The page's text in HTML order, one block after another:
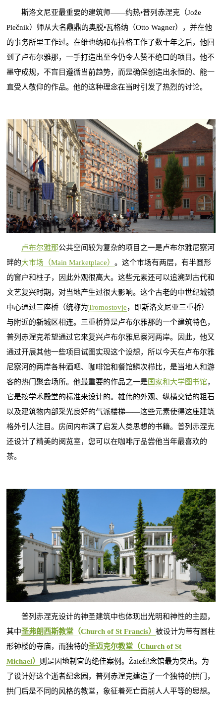
斯洛文尼亚最重要的建筑师——约热•普列赤涅克（Jože
Plečnik）师从大名鼎鼎的奥脱•瓦格纳（Otto Wagner），并在他
的事务所里工作过。在维也纳和布拉格工作了数十年之后，他回
到了卢布尔雅那，一手打造出至今仍令人赞不绝口的项目。他不
墨守成规，不盲目遵循当前趋势，而是确保创造出永恒的、能一
直受人敬仰的作品。他的这种理念在当时引发了热烈的讨论。
卢布尔雅那公共空间较为复杂的项目之一是卢布尔雅尼察河
畔的大市场（Main Marketplace） 。这个市场有两层，有半圆形
的窗户和柱子，因此外观很高大。这些元素还可以追溯到古代和
文艺复兴时期，对当地产生过很大影响。这个古老的中世纪城镇
中心通过三座桥（统称为Tromostovje，即斯洛文尼亚三重桥）
与附近的新城区相连。三重桥算是卢布尔雅那的一个建筑特色，
普列赤涅克希望通过它来复兴卢布尔雅尼察河两岸。因此，他又
通过开展其他一些项目试图实现这个设想，所以今天在卢布尔雅
尼察河的两岸各种酒吧、咖啡馆和餐馆鳞次栉比，是当地人和游
客的热门聚会场所。他最重要的作品之一是国家和大学图书馆，
它是按学术殿堂的标准来设计的。雄伟的外观、纵横交错的粗石
以及建筑物内部采光良好的气派楼梯——这些元素使得这座建筑
格外引人注目。房间内布满了启发人类思想的书籍。普列赤涅克
还设计了精美的阅览室，您可以在咖啡厅品尝他当年最喜欢的
茶。
普列赤涅克设计的神圣建筑中也体现出光明和神性的主题，
其中圣弗朗西斯教堂（Church of St Francis） 被设计为带有圆柱
形钟楼的寺庙，而独特的圣迈克尔教堂（Church of St
Michael） 则是因地制宜的绝佳案例。Žale纪念馆最为突出。为
了设计好这个逝者纪念园，普列赤涅克建造了一个独特的拱门，
拱门后是不同的风格的教堂，象征着死亡面前人人平等的思想。